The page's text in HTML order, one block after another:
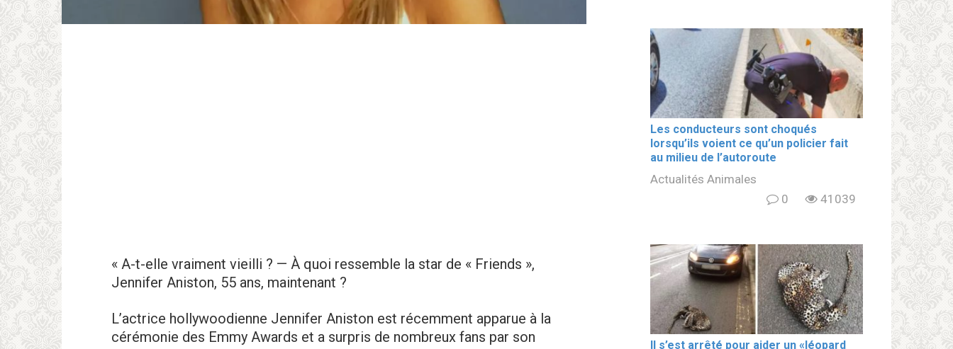
« A-t-elle vraiment vieilli ? — À quoi ressemble la star de « Friends »,
Jennifer Aniston, 55 ans, maintenant ?
L’actrice hollywoodienne Jennifer Aniston est récemment apparue à la
cérémonie des Emmy Awards et a surpris de nombreux fans par son
Les conducteurs sont choqués
lorsqu’ils voient ce qu’un policier fait
au milieu de l’autoroute
Actualités Animales
0
41039
Il s’est arrêté pour aider un «léopard